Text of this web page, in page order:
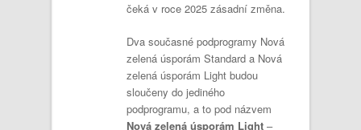
čeká v roce 2025 zásadní změna.
Dva současné podprogramy Nová
zelená úsporám Standard a Nová
zelená úsporám Light budou
sloučeny do jediného
podprogramu, a to pod názvem
Nová zelená úsporám Light –